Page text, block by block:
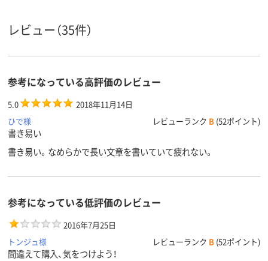
アスクル
スコア
レビュー（35件）
参考になっている高評価のレビュー
5.0
2018年11月14日
ひで様
レビューランク B (52ポイント)
書き易い
書き易い。なめらかで長い文章を書いていて疲れない。
参考になっている低評価のレビュー
2016年7月25日
トンジュ様
レビューランク B (52ポイント)
間違えて購入、気をつけよう！